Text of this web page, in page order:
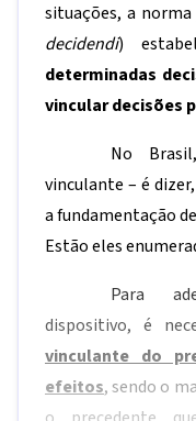
situações, a
decidendi)
determinadas
vincular decisões
No
vinculante – é
a fundamentação
Estão eles
Para
dispositivo, é
vinculante do
efeitos, sendo o